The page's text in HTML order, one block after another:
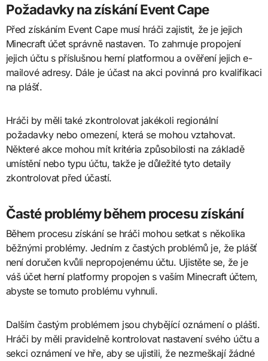
Požadavky na získání Event Cape
Před získáním Event Cape musí hráči zajistit, že je jejich
Minecraft účet správně nastaven. To zahrnuje propojení
jejich účtu s příslušnou herní platformou a ověření jejich e-
mailové adresy. Dále je účast na akci povinná pro kvalifikaci
na plášť.
Hráči by měli také zkontrolovat jakékoli regionální
požadavky nebo omezení, která se mohou vztahovat.
Některé akce mohou mít kritéria způsobilosti na základě
umístění nebo typu účtu, takže je důležité tyto detaily
zkontrolovat před účastí.
Časté problémy během procesu získání
Během procesu získání se hráči mohou setkat s několika
běžnými problémy. Jedním z častých problémů je, že plášť
není doručen kvůli nepropojenému účtu. Ujistěte se, že je
váš účet herní platformy propojen s vaším Minecraft účtem,
abyste se tomuto problému vyhnuli.
Dalším častým problémem jsou chybějící oznámení o plášti.
Hráči by měli pravidelně kontrolovat nastavení svého účtu a
sekci oznámení ve hře, aby se ujistili, že nezmeškají žádné